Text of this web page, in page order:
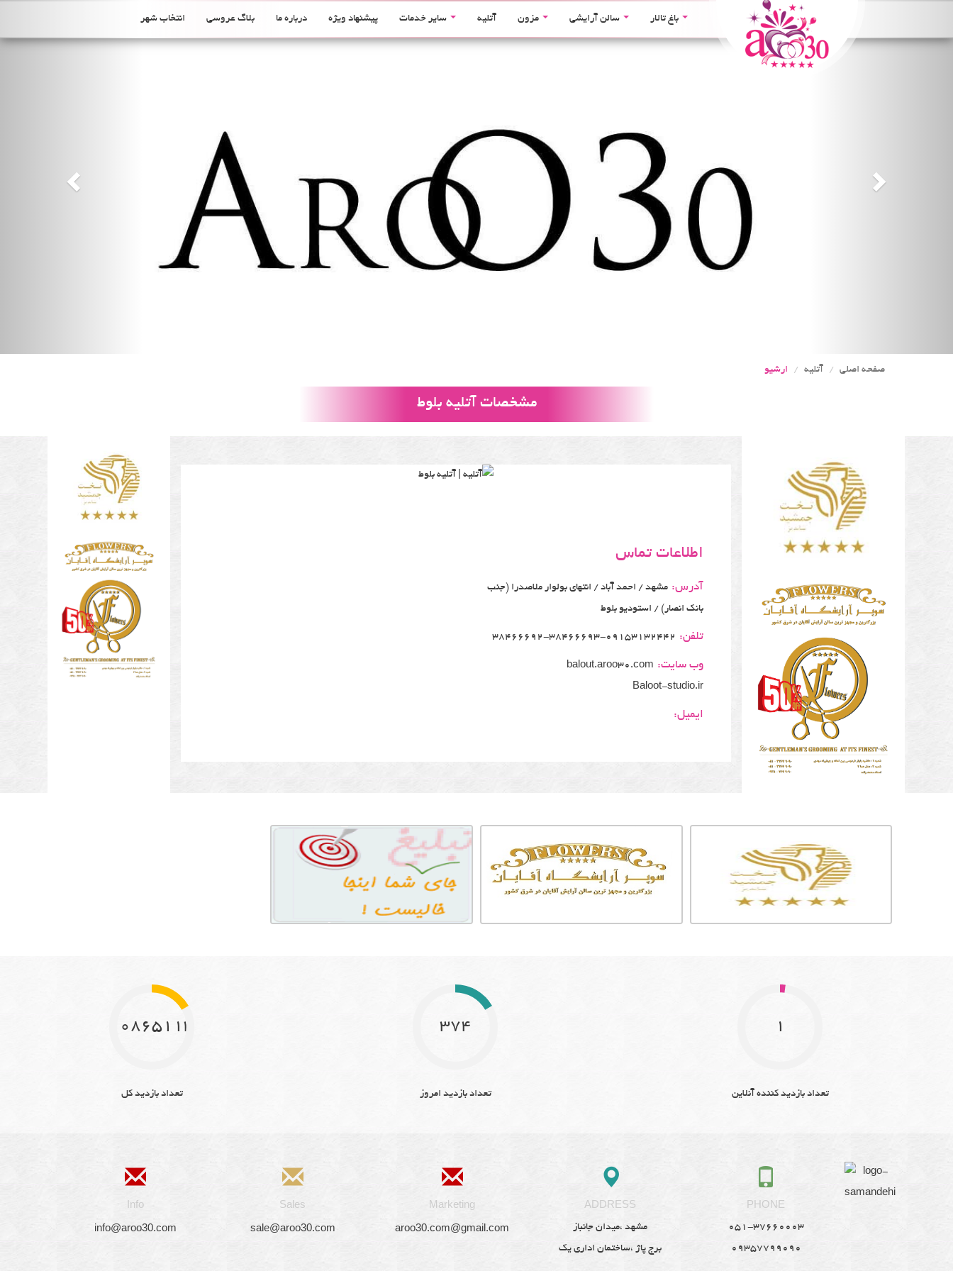
باغ تالار سالن آرایشی مزون آتلیه سایر خدمات پیشنهاد ویژه درباره ما بلاگ عروسی انتخاب شهر
صفحه اصلی آتلیه ارشیو
مشخصات آتلیه بلوط
اطلاعات تماس
آدرس: مشهد / احمد آباد / انتهای بولوار ملاصدرا (جنب
بانک انصار) / استودیو بلوط
تلفن: 38466692-38466693-09153132442
وب سایت: balout.aroo30.com
Baloot-studio.ir
ایمیل:
1
تعداد بازدید کننده آنلاین
374
تعداد بازدید امروز
10865113
تعداد بازدید کل
Info
info@aroo30.com
Sales
sale@aroo30.com
Marketing
aroo30.com@gmail.com
ADDRESS
مشهد ،میدان جانباز
برج پاژ ،ساختمان اداری یک
PHONE
051-37660003
09357799090